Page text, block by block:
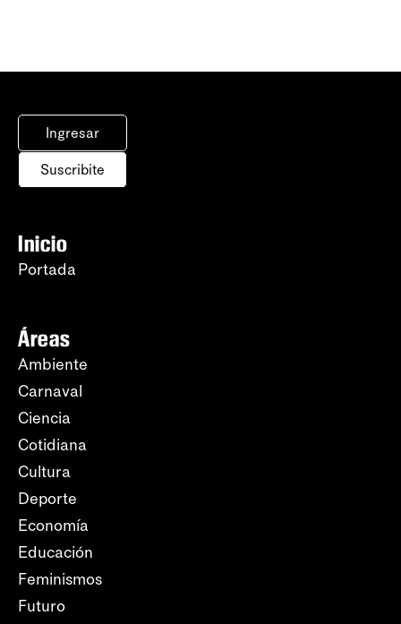
Ingresar
Suscribite
Inicio
Portada
Áreas
Ambiente
Carnaval
Ciencia
Cotidiana
Cultura
Deporte
Economía
Educación
Feminismos
Futuro